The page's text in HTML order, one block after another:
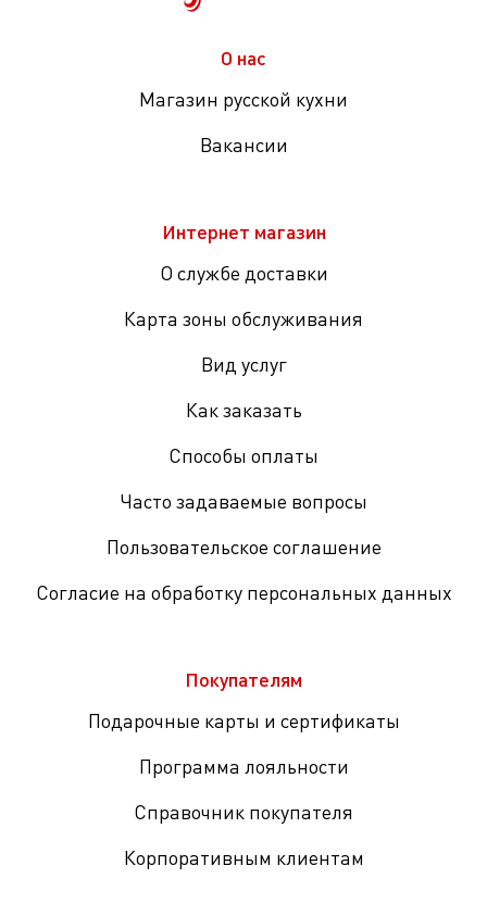
О нас
Магазин русской кухни
Вакансии
Интернет магазин
О службе доставки
Карта зоны обслуживания
Вид услуг
Как заказать
Способы оплаты
Часто задаваемые вопросы
Пользовательское соглашение
Согласие на обработку персональных данных
Покупателям
Подарочные карты и сертификаты
Программа лояльности
Справочник покупателя
Корпоративным клиентам